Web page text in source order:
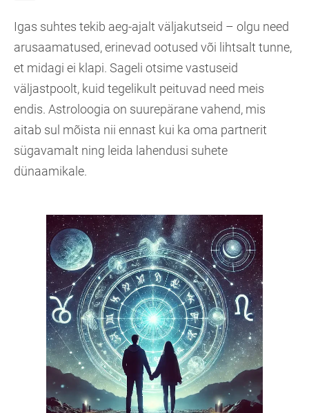
Igas suhtes tekib aeg-ajalt väljakutseid – olgu need
arusaamatused, erinevad ootused või lihtsalt tunne,
et midagi ei klapi. Sageli otsime vastuseid
väljastpoolt, kuid tegelikult peituvad need meis
endis. Astroloogia on suurepärane vahend, mis
aitab sul mõista nii ennast kui ka oma partnerit
sügavamalt ning leida lahendusi suhete
dünaamikale.